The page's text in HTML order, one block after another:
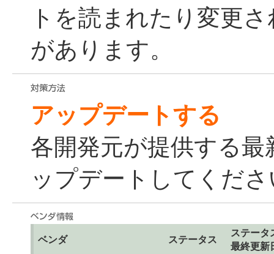
トを読まれたり変更
があります。
アップデートする
各開発元が提供する
ップデートしてくだ
ベンダ ステータス
ステータ
最終更新